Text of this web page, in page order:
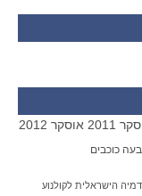
2011 אוסקר 2012
כוכבים
הישראלית לקולנוע